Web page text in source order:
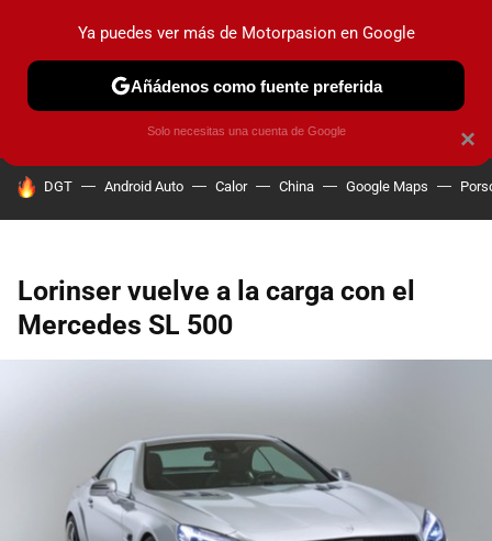
PRUEBAS COCHES ELÉCTRICOS OBSERVATORIO
HOY SE HABLA DE
DGT Android Auto Calor China Google Maps
Lorinser vuelve a la carga con el
Mercedes SL 500
×
Ya puedes ver más de Motorpasion en Google
Añádenos como fuente preferida
Solo necesitas una cuenta de Google